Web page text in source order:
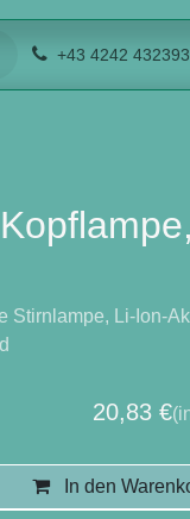
+43 4242 432393
Stirnlampe, Li-
Stirnband
In den
20,83 €